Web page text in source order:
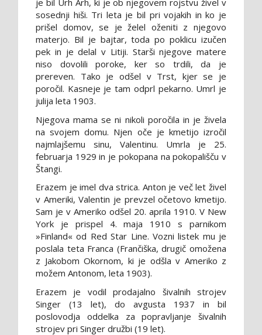
je bil Urh Arh, ki je ob njegovem rojstvu živel v
sosednji hiši. Tri leta je bil pri vojakih in ko je
prišel domov, se je želel oženiti z njegovo
materjo. Bil je bajtar, toda po poklicu izučen
pek in je delal v Litiji. Starši njegove matere
niso dovolili poroke, ker so trdili, da je
prereven. Tako je odšel v Trst, kjer se je
poročil. Kasneje je tam odprl pekarno. Umrl je
julija leta 1903.
Njegova mama se ni nikoli poročila in je živela
na svojem domu. Njen oče je kmetijo izročil
najmlajšemu sinu, Valentinu. Umrla je 25.
februarja 1929 in je pokopana na pokopališču v
Štangi.
Erazem je imel dva strica. Anton je več let živel
v Ameriki, Valentin je prevzel očetovo kmetijo.
Sam je v Ameriko odšel 20. aprila 1910. V New
York je prispel 4. maja 1910 s parnikom
»Finland« od Red Star Line. Vozni listek mu je
poslala teta Franca (Frančiška, drugič omožena
z Jakobom Okornom, ki je odšla v Ameriko z
možem Antonom, leta 1903).
Erazem je vodil prodajalno šivalnih strojev
Singer (13 let), do avgusta 1937 in bil
poslovodja oddelka za popravljanje šivalnih
strojev pri Singer družbi (19 let).